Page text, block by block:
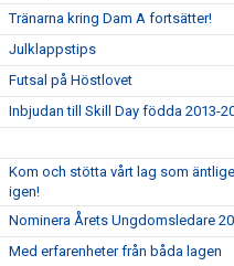
Tränarna kring Dam A fortsätter!
Julklappstips
Futsal på Höstlovet
Inbjudan till Skill Day födda 2013-
Kom och stötta vårt lag som
igen!
Nominera Årets Ungdomsledare
Med erfarenheter från båda lagen